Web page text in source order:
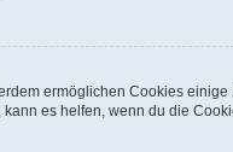
ermöglichen Cookies
es helfen, wenn du die